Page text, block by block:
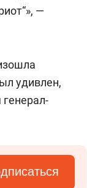
—
удивлен,